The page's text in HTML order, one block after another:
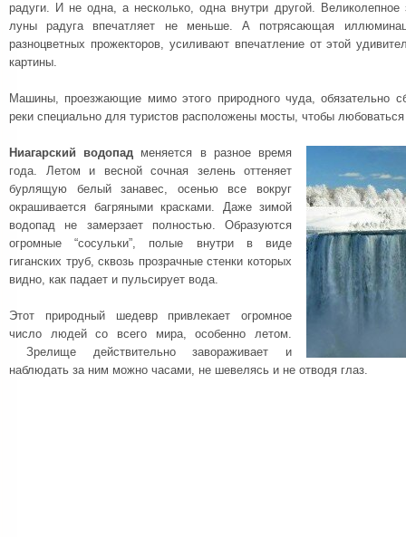
радуги. И не одна, а несколько, одна внутри другой.
луны радуга впечатляет не меньше. А потрясающая
разноцветных прожекторов, усиливают впечатление от этой
картины.
Машины, проезжающие мимо этого природного чуда, обязательно
реки специально для туристов расположены мосты, чтобы
Ниагарский водопад меняется в разное время
года. Летом и весной сочная зелень оттеняет
бурлящую белый занавес, осенью все вокруг
окрашивается багряными красками. Даже зимой
водопад не замерзает полностью. Образуются
огромные “сосульки”, полые внутри в виде
гиганских труб, сквозь прозрачные стенки которых
видно, как падает и пульсирует вода.
Этот природный шедевр привлекает огромное
число людей со всего мира, особенно летом.
Зрелище действительно завораживает и
наблюдать за ним можно часами, не шевелясь и не отводя глаз.